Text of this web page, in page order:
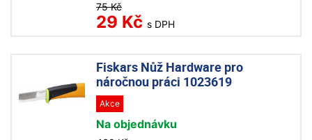
75 Kč
29 Kč s DPH
Fiskars Nůž Hardware pro
náročnou práci 1023619
Akce
Na objednávku